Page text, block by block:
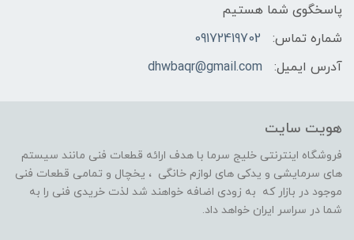
پاسخگوی شما هستیم
شماره تماس:
09172419702
آدرس ایمیل:
dhwbaqr@gmail.com
هویت سایت
فروشگاه اینترنتی خلیج سرما با هدف ارائه قطعات فنی مانند سیستم
های سرمایشی و یدکی های لوازم خانگی ، یخچال و تمامی قطعات فنی
موجود در بازار که به زودی اضافه خواهند شد لذت خریدی فنی را به
شما در سراسر ایران خواهد داد.